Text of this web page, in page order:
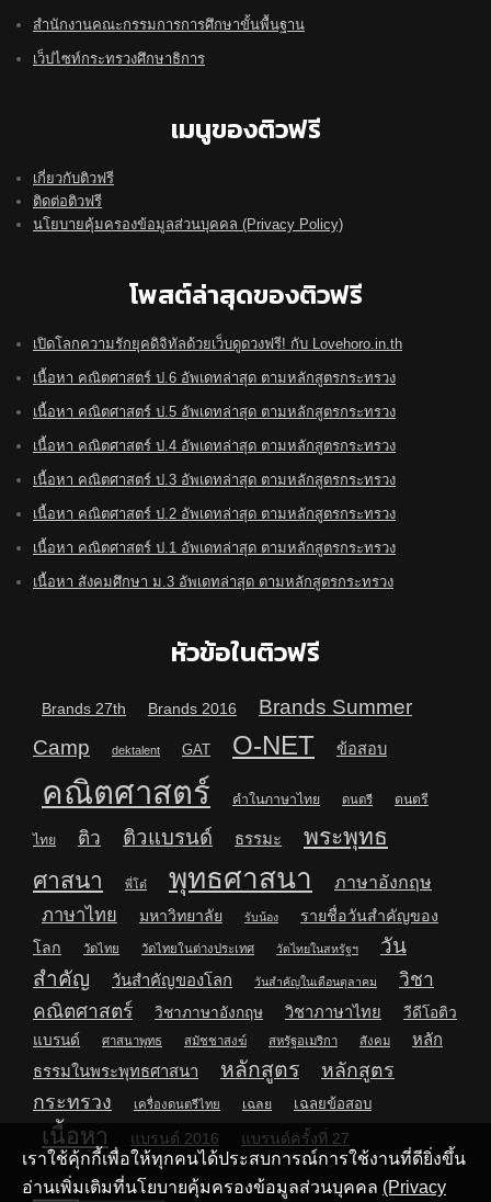
สำนักงานคณะกรรมการการศึกษาขั้นพื้นฐาน
เว็ปไซท์กระทรวงศึกษาธิการ
เมนูของติวฟรี
เกี่ยวกับติวฟรี
ติดต่อติวฟรี
นโยบายคุ้มครองข้อมูลส่วนบุคคล (Privacy Policy)
โพสต์ล่าสุดของติวฟรี
เปิดโลกความรักยุคดิจิทัลด้วยเว็บดูดวงฟรี! กับ Lovehoro.in.th
เนื้อหา คณิตศาสตร์ ป.6 อัพเดทล่าสุด ตามหลักสูตรกระทรวง
เนื้อหา คณิตศาสตร์ ป.5 อัพเดทล่าสุด ตามหลักสูตรกระทรวง
เนื้อหา คณิตศาสตร์ ป.4 อัพเดทล่าสุด ตามหลักสูตรกระทรวง
เนื้อหา คณิตศาสตร์ ป.3 อัพเดทล่าสุด ตามหลักสูตรกระทรวง
เนื้อหา คณิตศาสตร์ ป.2 อัพเดทล่าสุด ตามหลักสูตรกระทรวง
เนื้อหา คณิตศาสตร์ ป.1 อัพเดทล่าสุด ตามหลักสูตรกระทรวง
เนื้อหา สังคมศึกษา ม.3 อัพเดทล่าสุด ตามหลักสูตรกระทรวง
หัวข้อในติวฟรี
Brands 27th Brands 2016
Brands Summer
Camp
dektalent GAT O-NET ข้อสอบ
คณิตศาสตร์ คำในภาษาไทย ดนตรี ดนตรี
ไทย ติว ติวแบรนด์ ธรรมะ
พระพุทธ
ศาสนา
พี่โต๋ พุทธศาสนา ภาษาอังกฤษ
ภาษาไทย มหาวิทยาลัย รับน้อง
รายชื่อวันสำคัญของ
โลก
วัดไทย วัดไทยในต่างประเทศ วัดไทยในสหรัฐฯ
วัน
สำคัญ
วันสำคัญของโลก วันสำคัญในเดือนตุลาคม
วิชา
คณิตศาสตร์
วิชาภาษาอังกฤษ วิชาภาษาไทย
วีดีโอติว
แบรนด์
ศาสนาพุทธ สมัชชาสงฆ์ สหรัฐอเมริกา สังคม
หลัก
ธรรมในพระพุทธศาสนา
หลักสูตร
หลักสูตร
กระทรวง
เครื่องดนตรีไทย เฉลย เฉลยข้อสอบ
เนื้อหา แบรนด์ 2016 แบรนด์ครั้งที่ 27
เราใช้คุ้กกี้เพื่อให้ทุกคนได้ประสบการณ์การใช้งานที่ดียิ่งขึ้น
อ่านเพิ่มเติมที่นโยบายคุ้มครองข้อมูลส่วนบุคคล (Privacy